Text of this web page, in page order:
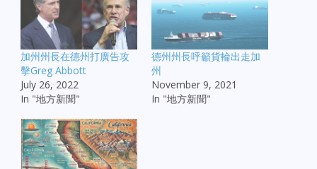
加州州長在德州打廣告攻
擊Greg Abbott
July 26, 2022
In "地方新聞"
德州州長呼籲貨輪出走加
州
November 9, 2021
In "地方新聞"